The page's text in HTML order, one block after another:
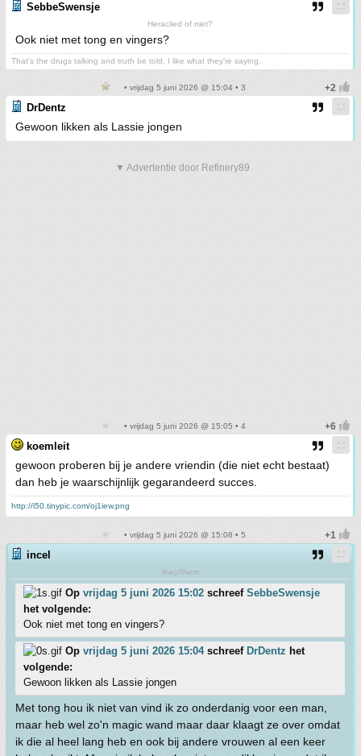
SebbeSwensje
Heraclied of niet?
Ook niet met tong en vingers?
That's the drugs talking and truth be told, I like what they're saying.
• vrijdag 5 juni 2026 @ 15:04 • 3
DrDentz
Gewoon likken als Lassie jongen
▼ Advertentie door Refinery89
• vrijdag 5 juni 2026 @ 15:05 • 4
koemleit
gewoon proberen bij je andere vriendin (die niet echt bestaat)
dan heb je waarschijnlijk gegarandeerd succes.
http://i50.tinypic.com/oj1iew.png
• vrijdag 5 juni 2026 @ 15:08 • 5
incel
they/them
Op vrijdag 5 juni 2026 15:02 schreef SebbeSwensje
het volgende:
Ook niet met tong en vingers?
Op vrijdag 5 juni 2026 15:04schreef DrDentz het
volgende:
Gewoon likken als Lassie jongen
Met tong hou ik niet van vind ik zo onderdanig voor een man,
maar heb wel zo'n magic wand maar daar klaagt ze over omdat
ik die al heel lang heb en ook bij andere vrouwen al een keer